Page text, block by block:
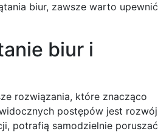
biur, zawsze warto upewnić
biur i
rozwiązania, które znacząco
postępów jest rozwój
potrafią samodzielnie poruszać